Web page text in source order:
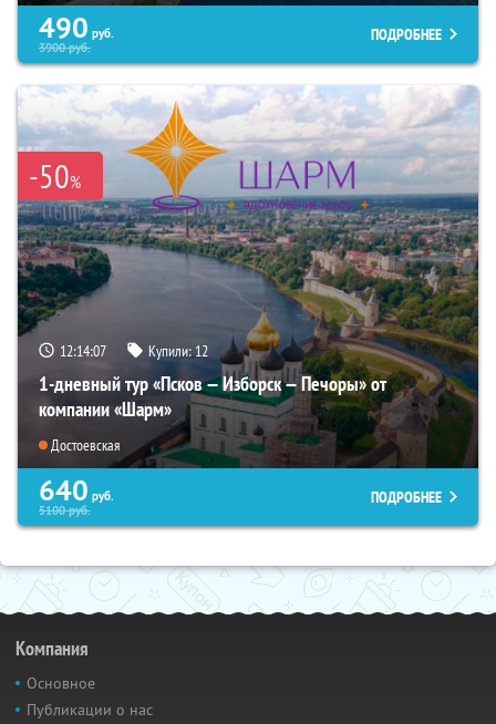
490 руб.
3900руб.
ПОДРОБНЕЕ
-50%
12:14:06 Купили:12
1-дневный тур «Псков — Изборск — Печоры» от
компании «Шарм»
Достоевская
640 руб.
5100руб.
ПОДРОБНЕЕ
Компания
Основное
Публикации о нас